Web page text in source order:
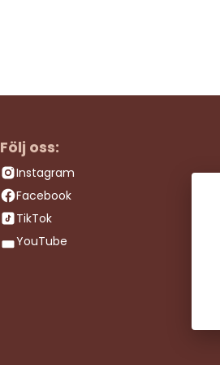
Följ oss:
Instagram
Facebook
TikTok
YouTube